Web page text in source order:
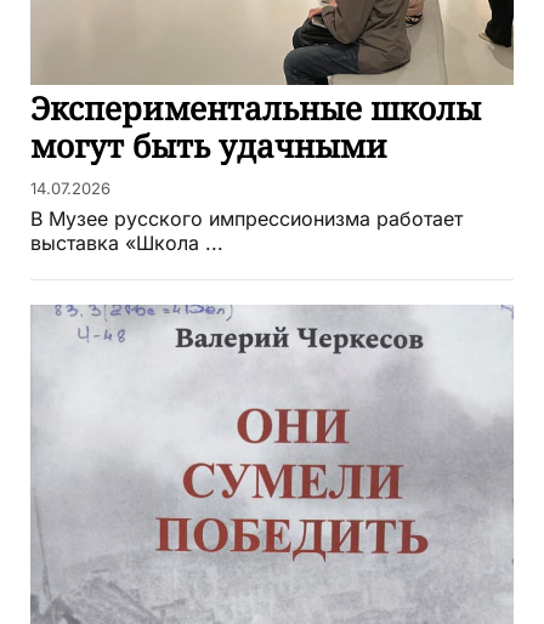
Экспериментальные школы
могут быть удачными
14.07.2026
В Музее русского импрессионизма работает
выставка «Школа ...